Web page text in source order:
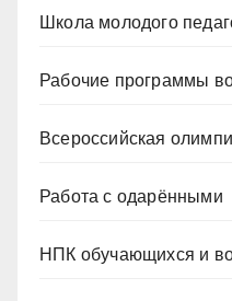
Школа молодого
Рабочие программы
Всероссийская
Работа с одарёнными
НПК обучающихся и